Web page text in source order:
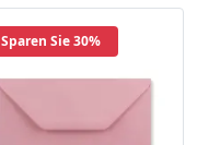
Sparen Sie 30%